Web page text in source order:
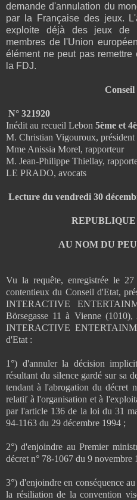
demande d'annulation du
par la Française des jeux.
exploite déjà des jeux de
membres de l'Union
élément ne peut pas
la FDJ.
N° 321920
Inédit au recueil Lebon 5ème et
M. Christian Vigouroux, président
Mme Anissia Morel, rapporteur
M. Jean-Philippe Thiellay,
LE PRADO, avocats
Lecture du vendredi 30
AU NOM DU
Vu la requête, enregistrée le
contentieux du Conseil d'Etat,
INTERACTIVE
Börsegasse 11 à Vienne
INTERACTIVE
d'Etat :
1°) d'annuler la décision
résultant du silence gardé sur sa
tendant à l'abrogation du décret
relatif à l'organisation et à
par l'article 136 de la loi du 31
94-1163 du 29 décembre 1994 ;
2°) d'enjoindre au Premier
décret n° 78-1067 du 9 novembre
3°) d'enjoindre en conséquence
la résiliation de la convention